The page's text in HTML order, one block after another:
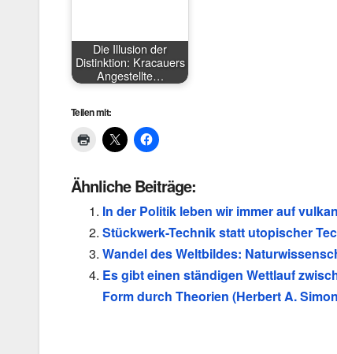
Die Illusion der
Distinktion: Kracauers
Angestellte…
Teilen mit:
Ähnliche Beiträge:
In der Politik leben wir immer auf
Stückwerk-Technik statt utopischer
Wandel des Weltbildes:
Es gibt einen ständigen Wettlauf
Form durch Theorien (Herbert A.